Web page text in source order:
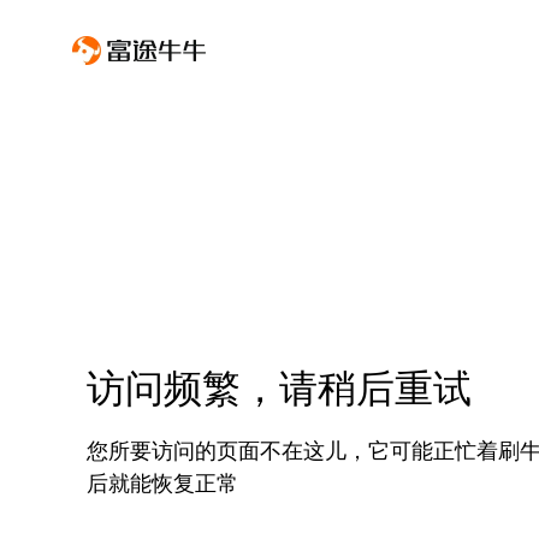
访问频繁，请稍后重试
您所要访问的页面不在这儿，它可能正忙着刷
后就能恢复正常